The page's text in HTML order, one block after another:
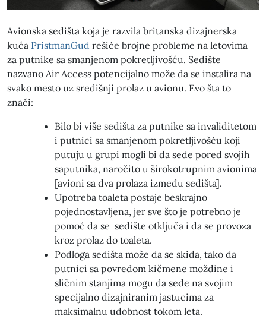
Avionska sedišta koja je razvila britanska dizajnerska
kuća PristmanGud rešiće brojne probleme na letovima
za putnike sa smanjenom pokretljivošću. Sedište
nazvano Air Access potencijalno može da se instalira na
svako mesto uz središnji prolaz u avionu. Evo šta to
znači:
Bilo bi više sedišta za putnike sa invaliditetom
i putnici sa smanjenom pokretljivošću koji
putuju u grupi mogli bi da sede pored svojih
saputnika, naročito u širokotrupnim avionima
[avioni sa dva prolaza između sedišta].
Upotreba toaleta postaje beskrajno
pojednostavljena, jer sve što je potrebno je
pomoć da se sedište otključa i da se provoza
kroz prolaz do toaleta.
Podloga sedišta može da se skida, tako da
putnici sa povredom kičmene moždine i
sličnim stanjima mogu da sede na svojim
specijalno dizajniranim jastucima za
maksimalnu udobnost tokom leta.